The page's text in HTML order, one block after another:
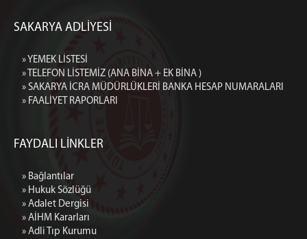
SAKARYA ADLİYESİ
» YEMEK LİSTESİ
» TELEFON LİSTEMİZ (ANA BİNA + EK BİNA )
» SAKARYA İCRA MÜDÜRLÜKLERİ BANKA HESAP NUMARALARI
» FAALİYET RAPORLARI
FAYDALI LİNKLER
» Bağlantılar
» Hukuk Sözlüğü
» Adalet Dergisi
» AİHM Kararları
» Adli Tıp Kurumu